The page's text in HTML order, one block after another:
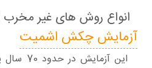
انواع روش های غیر
آزمایش چکش اشمیت
این